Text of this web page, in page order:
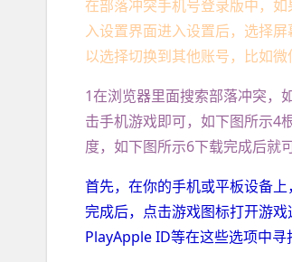
在部落冲突手机号登录版中，
入设置界面进入设置后，选择
以选择切换到其他账号，比如
1在浏览器里面搜索部落冲突，
击手机游戏即可，如下图所示4
度，如下图所示6下载完成后就
首先，在你的手机或平板设备
完成后，点击游戏图标打开游
PlayApple ID等在这些选项中寻